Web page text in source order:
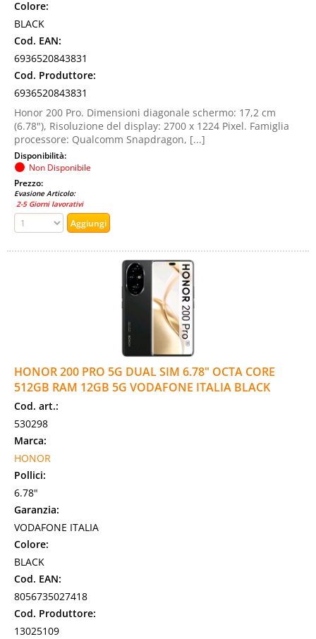
Colore:
BLACK
Cod. EAN:
6936520843831
Cod. Produttore:
6936520843831
Honor 200 Pro. Dimensioni diagonale schermo: 17,2 cm
(6.78"), Risoluzione del display: 2700 x 1224 Pixel. Famiglia
processore: Qualcomm Snapdragon, [...]
Disponibilità:
Non Disponibile
Prezzo:
Evasione Articolo:
2-5 Giorni lavorativi
HONOR 200 PRO 5G DUAL SIM 6.78" OCTA CORE
512GB RAM 12GB 5G VODAFONE ITALIA BLACK
Cod. art.:
530298
Marca:
HONOR
Pollici:
6.78"
Garanzia:
VODAFONE ITALIA
Colore:
BLACK
Cod. EAN:
8056735027418
Cod. Produttore:
13025109